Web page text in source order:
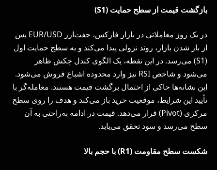
بازگشت قیمت از سطح حمایت (S1
)
در یک روز معاملاتی در بازار فارکس، جفت‌ارز EUR/USD پس
از باز شدن بازار، روند نزولی پیدا می‌کند و به سطح حمایت اول
(S1) می‌رسد. در این نقطه، یک الگوی کندل چکش ظاهر
می‌شود و شاخص RSI نیز وارد محدوده اشباع فروش می‌شود.
این نشانه‌ها حاکی از احتمال برگشت قیمت هستند. معامله‌گر با
تأیید این شرایط، موقعیت خرید باز می‌کند و هدف را روی سطح
مرکزی (Pivot) قرار می‌دهد. قیمت در ادامه به‌راحتی به آن
سطح می‌رسد و سود تحقق می‌یابد.
شکست سطح مقاومت (R1) با حجم بالا